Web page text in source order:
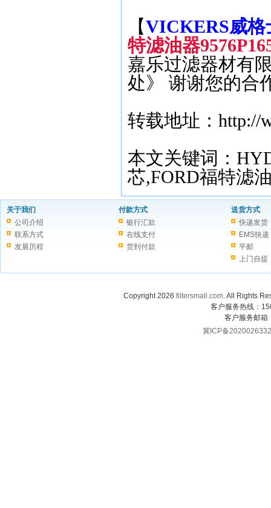
【VICKERS威格
特滤油器
嘉乐过滤器材有
处》 谢谢您的合
转载地址：http://
本文关键词：
芯,FORD福特滤
关于我们
公司介绍
联系方式
发展历程
付款方式
银行汇款
在线支付
货到付款
送货方式
快递发货
EMS快递
平邮
上门自提
Copyright 2026 filtersmall.com. All Rights
客户服务热线：
客户服务邮箱
冀ICP备